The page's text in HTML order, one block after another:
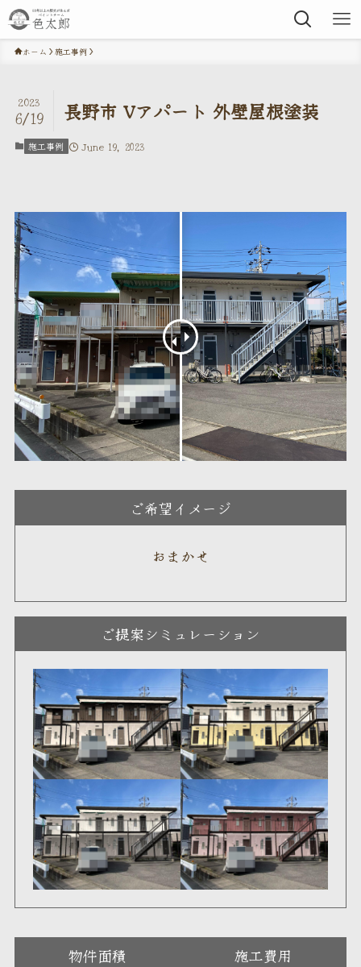
ホーム 施工事例
長野市 Vアパート 外壁屋根塗装
2023
6/19
施工事例 June 19, 2023
ご希望イメージ
おまかせ
ご提案シミュレーション
物件面積 施工費用